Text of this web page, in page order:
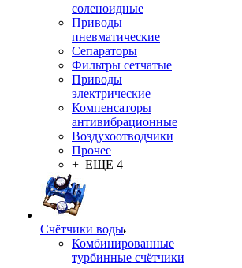
соленоидные
Приводы
пневматические
Сепараторы
Фильтры сетчатые
Приводы
электрические
Компенсаторы
антивибрационные
Воздухоотводчики
Прочее
+ ЕЩЕ 4
Счётчики воды
Комбинированные
турбинные счётчики